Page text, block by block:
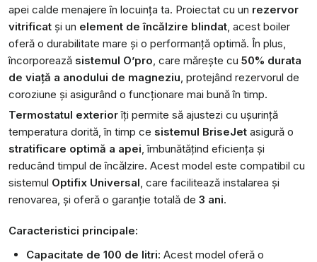
apei calde menajere în locuința ta. Proiectat cu un rezervor
vitrificat și un element de încălzire blindat, acest boiler
oferă o durabilitate mare și o performanță optimă. În plus,
încorporează sistemul O’pro, care mărește cu 50% durata
de viață a anodului de magneziu, protejând rezervorul de
coroziune și asigurând o funcționare mai bună în timp.
Termostatul exteriorîți permite să ajustezi cu ușurință
temperatura dorită, în timp ce sistemul BriseJet asigură o
stratificare optimă a apei, îmbunătățind eficiența și
reducând timpul de încălzire. Acest model este compatibil cu
sistemul Optifix Universal, care facilitează instalarea și
renovarea, și oferă o garanție totală de 3 ani.
Caracteristici principale:
Capacitate de 100 de litri: Acest model oferă o